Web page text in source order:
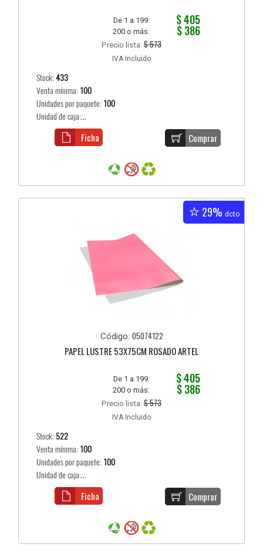
De 1 a 199: $ 405
200 o más: $ 386
Precio lista: $ 573
IVA Incluido
Stock:433
Venta mínima: 100
Unidades por paquete: 100
Unidad de caja:...
Comprar
Ficha
29% dcto
Código: 05074122
PAPEL LUSTRE 53X75CM ROSADO ARTEL
De 1 a 199: $ 405
200 o más: $ 386
Precio lista: $ 573
IVA Incluido
Stock: 522
Venta mínima: 100
Unidades por paquete: 100
Unidad de caja:...
Comprar
Ficha